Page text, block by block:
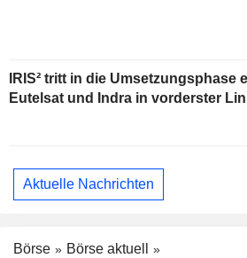
IRIS² tritt in die Umsetzungsphase
Eutelsat und Indra in vorderster
Aktuelle Nachrichten
Börse
Börse aktuell